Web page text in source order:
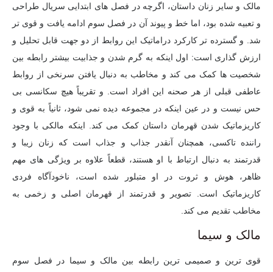
مالک و سایر زنان داستان، اگرچه در فصل های ابتدایی سریال طراحی
و تعبیه شده بود، اما خط و پیوند آن در فصل سوم ادامه یافت و قوی تر
شد. و گسترده تر کارکرد دراماتیک این روابط از دو جهت قابل تحلیل و
ارزش گذاری است: اول اینکه به گرم شدن و جذابیت بیشتر رابطه بین
شخصیت ها کمک می کند و مخاطب به دنبال یافتن سرنخی از روابط
عاطفی قبلی از هر صحنه این افراد است. و تقریباً هیچ سکانسی بی
حس نیست و در عین اینکه در مجموعه دیده نمی شود، ثانیاً به قوی و
کاریزماتیک شدن قهرمان داستان کمک می کند. اینکه مالکی با وجود
راننده تاکسی، همچنان آنقدر جذاب و جذاب است که زنان زیبا و
قدرتمند به دنبال ارتباط با او هستند، قطعاً علاوه بر ویژگی های مهم
ظاهر، هوش و ثروت در او متبلور شده است، ناخودآگاه فردی
کاریزماتیک است. تصویر و قدرتمند از قهرمان اصلی و زخمی به
مخاطب تقدیم می کند.
مالک و سیما
قوی ترین و صمیمی ترین رابطه بین مالک و سیما در فصل سوم